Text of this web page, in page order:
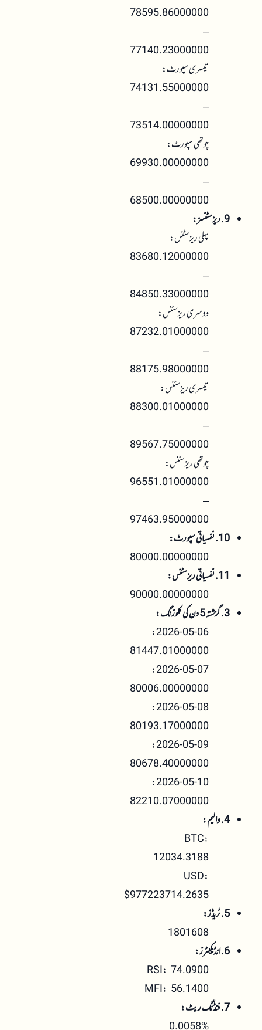
78595.86000000
–
77140.23000000
تیسری سپورٹ:
74131.55000000
–
73514.00000000
چوتھی سپورٹ:
69930.00000000
–
68500.00000000
9. ریزسٹنسز:
پہلی ریزسٹنس:
83680.12000000
–
84850.33000000
دوسری ریزسٹنس:
87232.01000000
–
88175.98000000
تیسری ریزسٹنس:
88300.01000000
–
89567.75000000
چوتھی ریزسٹنس:
96551.01000000
–
97463.95000000
10. نفسیاتی سپورٹ:
80000.00000000
11. نفسیاتی ریزسٹنس:
90000.00000000
3. گزشتہ 5 دن کی کلوزنگ:
2026-05-06:
81447.01000000
2026-05-07:
80006.00000000
2026-05-08:
80193.17000000
2026-05-09:
80678.40000000
2026-05-10:
82210.07000000
4. والیم:
BTC:
12034.3188
USD:
$977223714.2635
5. ٹریڈز:
1801608
6. انڈیکیٹرز:
RSI: 74.0900
MFI: 56.1400
7. فنڈنگ ریٹ: